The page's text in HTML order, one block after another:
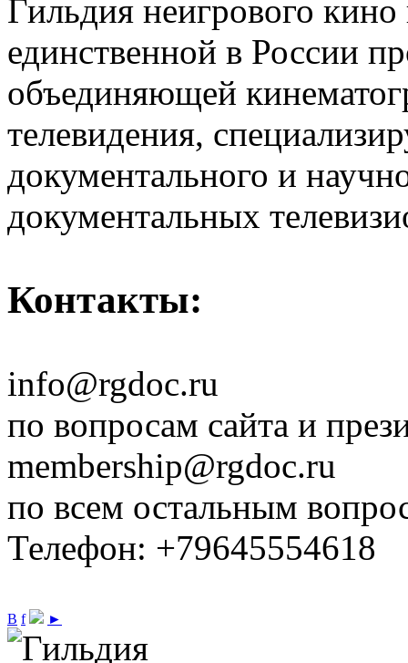
Гильдия неигрового кино
единственной в России
объединяющей
телевидения,
документального и
документальных
Контакты:
info@rgdoc.ru
по вопросам сайта и
membership@rgdoc.ru
по всем остальным
Телефон: +79645554618
В f ►